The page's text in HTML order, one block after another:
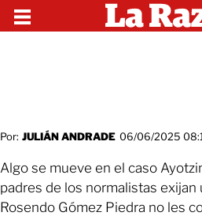
Por: JULIÁN ANDRADE 06/06/2025
Algo se mueve en el caso
padres de los normalistas exijan
Rosendo Gómez Piedra no les